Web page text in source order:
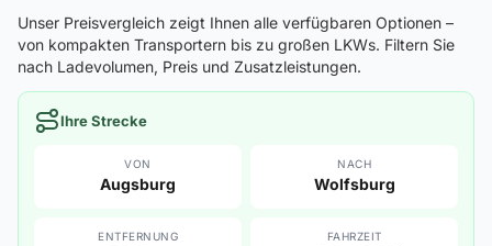
Unser Preisvergleich zeigt Ihnen alle verfügbaren Optionen –
von kompakten Transportern bis zu großen LKWs. Filtern Sie
nach Ladevolumen, Preis und Zusatzleistungen.
Ihre Strecke
VON
Augsburg
NACH
Wolfsburg
ENTFERNUNG FAHRZEIT